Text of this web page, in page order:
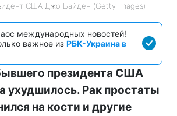
США Джо Байден (Getty Images)
международных новостей!
важное из РБК-Украина в
президента США
ухудшилось. Рак простаты
на кости и другие